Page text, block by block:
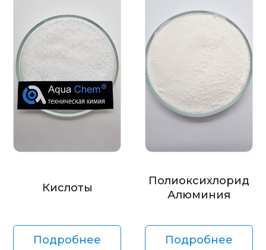
Кислоты
Подробнее
Полиоксихлорид
Алюминия
Подробнее